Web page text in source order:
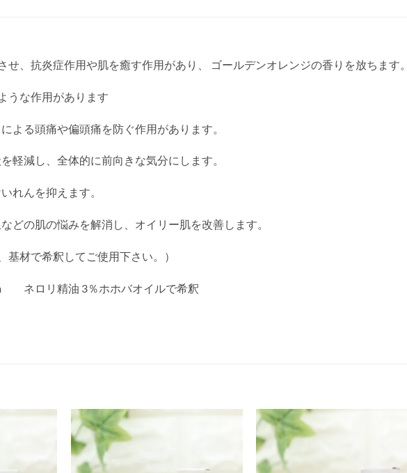
せ、抗炎症作用や肌を癒す作用があり、 ゴールデンオレンジの香りを放ちます。
うな作用があります
よる頭痛や偏頭痛を防ぐ作用があります。
軽減し、全体的に前向きな気分にします。
れんを抑えます。
どの肌の悩みを解消し、オイリー肌を改善します。
基材で希釈してご使用下さい。）
ネロリ精油 3％ホホバオイルで希釈